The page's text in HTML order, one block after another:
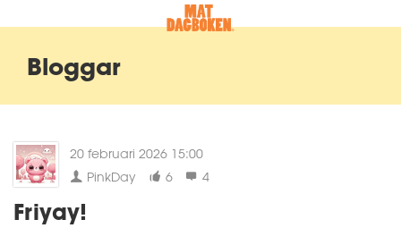
Bloggar
20 februari 2026 15:00
PinkDay
6 4
Friyay!